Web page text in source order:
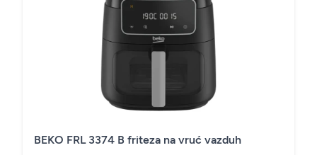
BEKO FRL 3374 B friteza na vruć vazduh